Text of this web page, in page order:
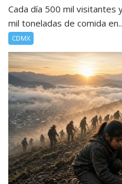
Cada día 500 mil visitantes
mil toneladas de comida
CDMX